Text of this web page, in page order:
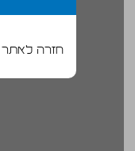
חזרה לאתר